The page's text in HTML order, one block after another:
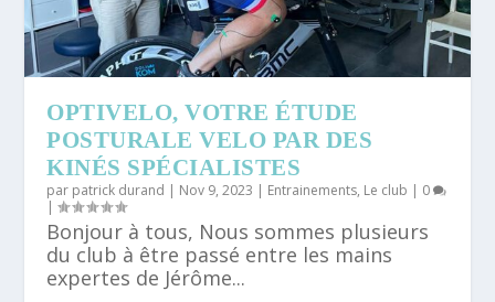
OPTIVELO, VOTRE ÉTUDE
POSTURALE VELO PAR DES
KINÉS SPÉCIALISTES
par patrick durand | Nov 9, 2023 | Entrainements, Le club | 0
|
Bonjour à tous, Nous sommes plusieurs
du club à être passé entre les mains
expertes de Jérôme...